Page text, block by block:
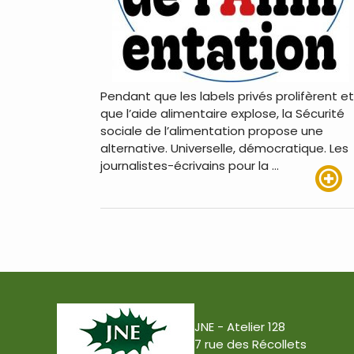
Pendant que les labels privés prolifèrent et
que l’aide alimentaire explose, la Sécurité
sociale de l’alimentation propose une
alternative. Universelle, démocratique. Les
journalistes-écrivains pour la …
JNE - Atelier 128
7 rue des Récollets